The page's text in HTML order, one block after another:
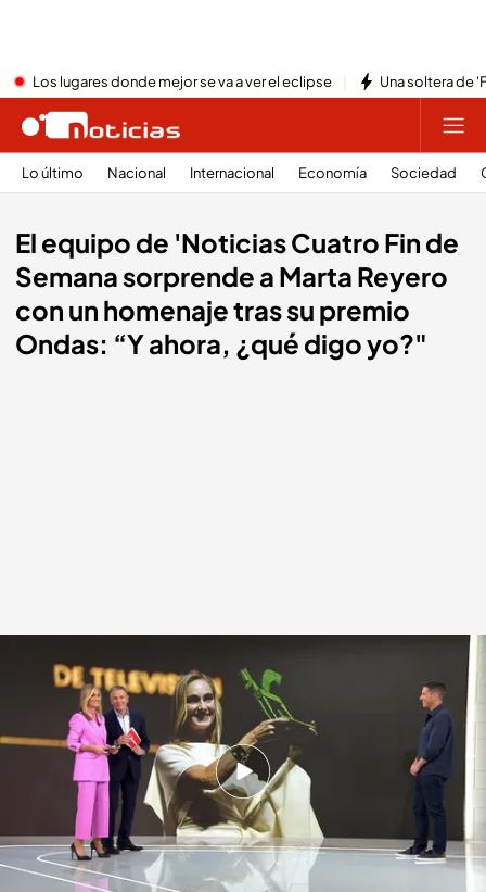
Los lugares donde mejor se va a ver el eclipse Una soltera de
Lo último Nacional Internacional Economía Sociedad
El equipo de 'Noticias Cuatro Fin de
Semana sorprende a Marta Reyero
con un homenaje tras su premio
Ondas: “Y ahora, ¿qué digo yo?"
con un homenaje. Noticias Cuatro
Redacción digital Noticias Cuatro
16 NOV 2024 - 21:56h.
El equipo de 'Noticias Cuatro Fin de Semana'
ha preparado una sorpresa para la periodista
Marta Reyero